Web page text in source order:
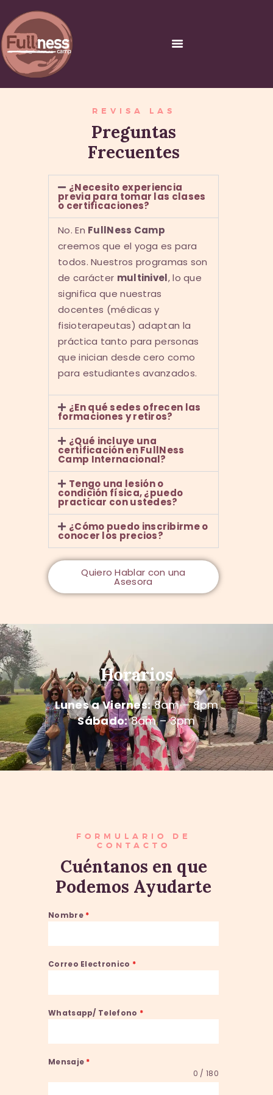
������ �
�����������C
URSOS Y
CERTIFICACIONES
NOSOTROS
CONTACTO
REVISA LAS
Preguntas
Frecuentes
¿Necesito experiencia
previa para tomar las clases
o certificaciones?
No. En FullNess Camp
creemos que el yoga es para
todos. Nuestros programas son
de carácter multinivel, lo que
significa que nuestras
docentes (médicas y
fisioterapeutas) adaptan la
práctica tanto para personas
que inician desde cero como
para estudiantes avanzados.
¿En qué sedes ofrecen las
formaciones y retiros?
¿Qué incluye una
certificación en FullNess
Camp Internacional?
Tengo una lesión o
condición física, ¿puedo
practicar con ustedes?
¿Cómo puedo inscribirme o
conocer los precios?
Quiero Hablar con una
Asesora
Horarios
Lunes a Viernes:8am – 8pm
Sábado:8am – 3pm
FORMULARIO DE
CONTACTO
Cuéntanos en que
Podemos Ayudarte
Nombre *
Correo Electronico *
Whatsapp/ Telefono *
Mensaje *
0 / 180